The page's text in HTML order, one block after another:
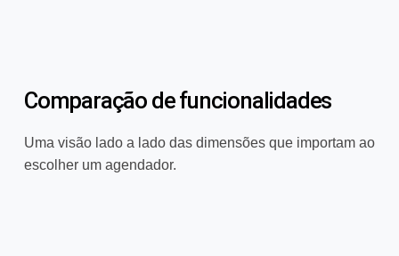
Comparação de funcionalidades
Uma visão lado a lado das dimensões que importam ao
escolher um agendador.